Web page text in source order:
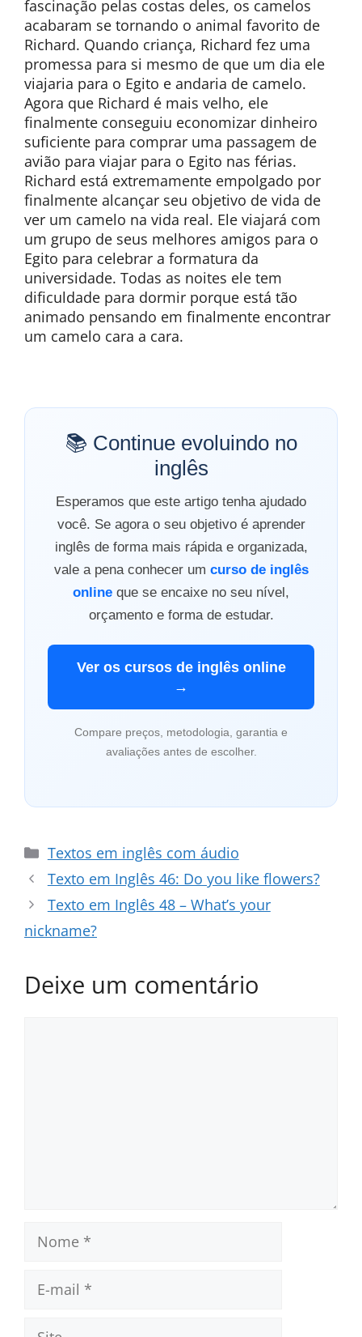
fascinação pelas costas deles, os camelos
acabaram se tornando o animal favorito de
Richard. Quando criança, Richard fez uma
promessa para si mesmo de que um dia ele
viajaria para o Egito e andaria de camelo.
Agora que Richard é mais velho, ele
finalmente conseguiu economizar dinheiro
suficiente para comprar uma passagem de
avião para viajar para o Egito nas férias.
Richard está extremamente empolgado por
finalmente alcançar seu objetivo de vida de
ver um camelo na vida real. Ele viajará com
um grupo de seus melhores amigos para o
Egito para celebrar a formatura da
universidade. Todas as noites ele tem
dificuldade para dormir porque está tão
animado pensando em finalmente encontrar
um camelo cara a cara.
📚 Continue evoluindo no
inglês
Esperamos que este artigo tenha ajudado
você. Se agora o seu objetivo é aprender
inglês de forma mais rápida e organizada,
vale a pena conhecer um curso de inglês
online que se encaixe no seu nível,
orçamento e forma de estudar.
Ver os cursos de inglês online
→
Compare preços, metodologia, garantia e
avaliações antes de escolher.
Categorias
Textos em inglês com áudio
Texto em Inglês 46: Do you like flowers?
Texto em Inglês 48 – What’s your
nickname?
Deixe um comentário
mail
Site